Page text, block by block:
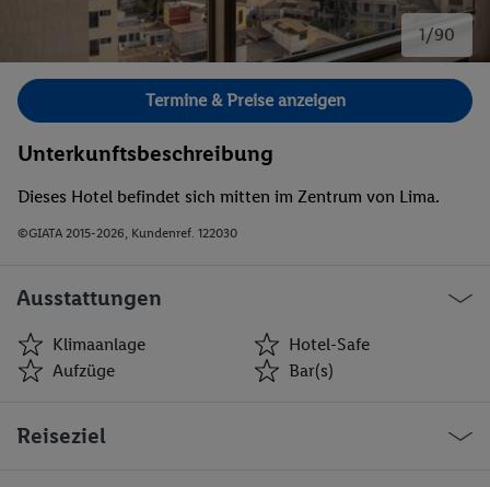
1/90
Bild 1 von 90.
Termine & Preise anzeigen
Unterkunftsbeschreibung
Dieses Hotel befindet sich mitten im Zentrum von Lima.
©GIATA 2015-2026, Kundenref. 122030
Ausstattungen
Klimaanlage
Hotel-Safe
Aufzüge
Bar(s)
Aufzüge
Reiseziel